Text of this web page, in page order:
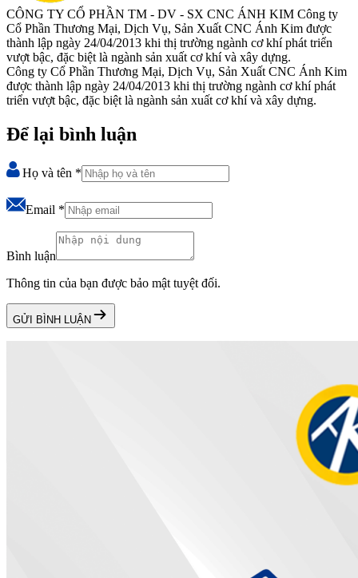
CÔNG TY CỔ PHẦN TM - DV - SX CNC ÁNH KIM Công ty
Cổ Phần Thương Mại, Dịch Vụ, Sản Xuất CNC Ánh Kim được
thành lập ngày 24/04/2013 khi thị trường ngành cơ khí phát triển
vượt bậc, đặc biệt là ngành sản xuất cơ khí và xây dựng.
Công ty Cổ Phần Thương Mại, Dịch Vụ, Sản Xuất CNC Ánh Kim
được thành lập ngày 24/04/2013 khi thị trường ngành cơ khí phát
triển vượt bậc, đặc biệt là ngành sản xuất cơ khí và xây dựng.
Để lại bình luận
Họ và tên *
Email *
Bình luận
Thông tin của bạn được bảo mật tuyệt đối.
GỬI BÌNH LUẬN